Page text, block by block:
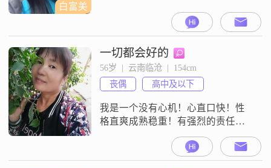
白富美
一切都会好的
56岁  |  云南临沧  |  154cm
丧偶
高中及以下
我是一个没有心机！心直口快！性
格直爽成熟稳重！有强烈的责任心
和事业心的女人！我想找的另一半
是一个有责任心！孝敬父母！成熟
稳重的男士！从相知相爱到携手一